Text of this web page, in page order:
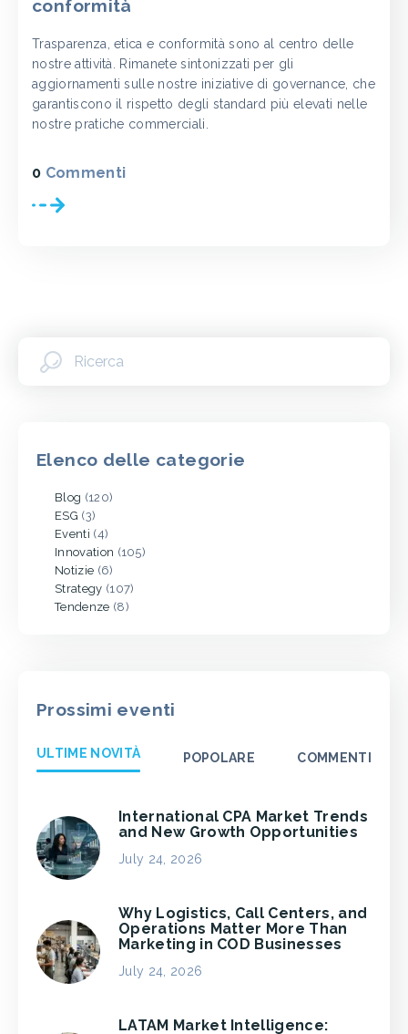
conformità
Trasparenza, etica e conformità sono al centro delle
nostre attività. Rimanete sintonizzati per gli
aggiornamenti sulle nostre iniziative di governance, che
garantiscono il rispetto degli standard più elevati nelle
nostre pratiche commerciali.
0 Commenti
Elenco delle categorie
Blog (120)
ESG (3)
Eventi (4)
Innovation (105)
Notizie (6)
Strategy (107)
Tendenze (8)
Prossimi eventi
ULTIME NOVITÀ POPOLARE COMMENTI
International CPA Market Trends
and New Growth Opportunities
July 24, 2026
Why Logistics, Call Centers, and
Operations Matter More Than
Marketing in COD Businesses
July 24, 2026
LATAM Market Intelligence: